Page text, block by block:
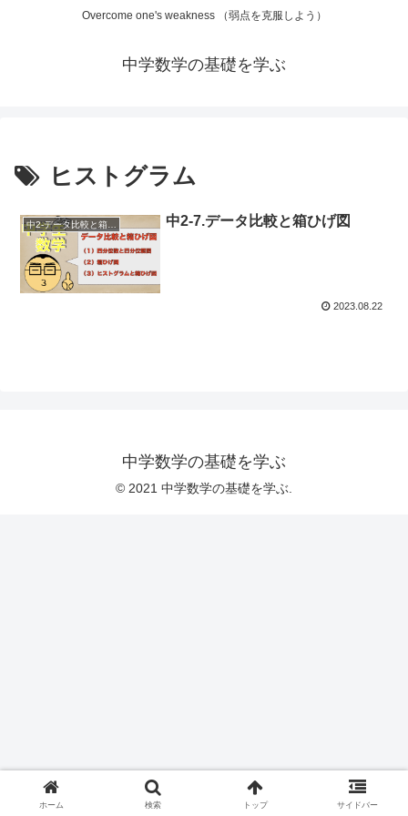
Overcome one's weakness （弱点を克服しよう）
中学数学の基礎を学ぶ
ヒストグラム
中2-データ比較と箱ひげ図 中2-7.データ比較と箱ひげ図
2023.08.22
中学数学の基礎を学ぶ
© 2021 中学数学の基礎を学ぶ.
ホーム 検索 トップ サイドバー